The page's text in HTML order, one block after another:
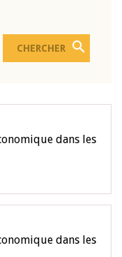
dans les
dans les